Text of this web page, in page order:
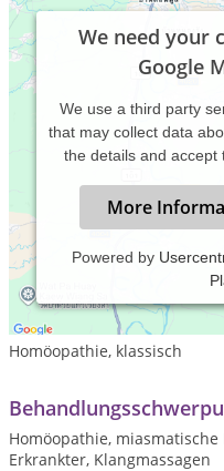
We need your
Google
We use a third party
that may collect data
the details and accept
More
Powered by
Leistungsspektrum:
Traditionelle und
Homöopathie, klassisch
Homöopathie,
Erkrankter, Klangmassagen